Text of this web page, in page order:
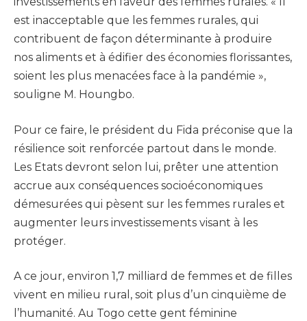
est inacceptable que les femmes rurales, qui
contribuent de façon déterminante à produire
nos aliments et à édifier des économies florissantes,
soient les plus menacées face à la pandémie »,
souligne M. Houngbo.
Pour ce faire, le président du Fida préconise que la
résilience soit renforcée partout dans le monde.
Les Etats devront selon lui, prêter une attention
accrue aux conséquences socioéconomiques
démesurées qui pèsent sur les femmes rurales et
augmenter leurs investissements visant à les
protéger.
A ce jour, environ 1,7 milliard de femmes et de filles
vivent en milieu rural, soit plus d’un cinquième de
l’humanité. Au Togo cette gent féminine